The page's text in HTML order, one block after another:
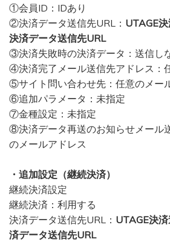
①会員ID：IDあり
②決済データ送信先URL： UTAGE
決済データ送信先URL
③決済失敗時の決済データ：送信し
④決済完了メール送信先アドレス：
​⑤サイト問い合わせ先：任意のメー
​⑥追加パラメータ：未指定
⑦金種設定：未指定
​⑧決済データ再送のお知らせメール
のメールアドレス
・追加設定（継続決済）
​継続決済設定
継続決済：利用する
決済データ送信先URL： UTAGE決
済データ送信先URL